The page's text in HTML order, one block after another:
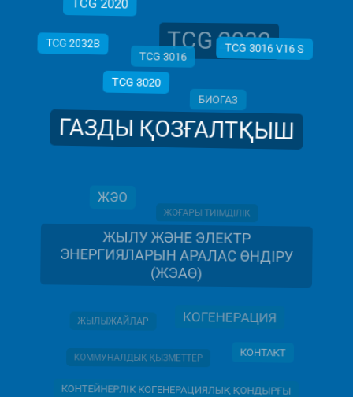
TCG 2020
TCG 2032
TCG 2032B TCG 3016 TCG 3016 V16 S
TCG 3020
БИОГАЗ
ГАЗДЫ ҚОЗҒАЛТҚЫШ
ЖЭО
ЖОҒАРЫ ТИІМДІЛІК
ЖЫЛУ ЖӘНЕ ЭЛЕКТР
ЭНЕРГИЯЛАРЫН АРАЛАС ӨНДІРУ
(ЖЭАӨ)
ЖЫЛЫЖАЙЛАР КОГЕНЕРАЦИЯ
КОММУНАЛДЫҚ ҚЫЗМЕТТЕР КОНТАКТ
КОНТЕЙНЕРЛІК КОГЕНЕРАЦИЯЛЫҚ ҚОНДЫРҒЫ